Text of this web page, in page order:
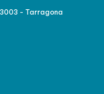
- Tarragona